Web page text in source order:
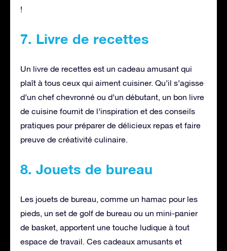
!
7. Livre de recettes
Un livre de recettes est un cadeau amusant qui
plaît à tous ceux qui aiment cuisiner. Qu’il s’agisse
d’un chef chevronné ou d’un débutant, un bon livre
de cuisine fournit de l’inspiration et des conseils
pratiques pour préparer de délicieux repas et faire
preuve de créativité culinaire.
8. Jouets de bureau
Les jouets de bureau, comme un hamac pour les
pieds, un set de golf de bureau ou un mini-panier
de basket, apportent une touche ludique à tout
espace de travail. Ces cadeaux amusants et